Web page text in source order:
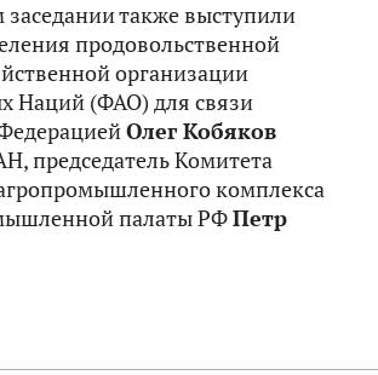
также выступили
продовольственной
организации
Наций (ФАО) для связи
Олег Кобяков
председатель Комитета
комплекса
палаты РФПетр